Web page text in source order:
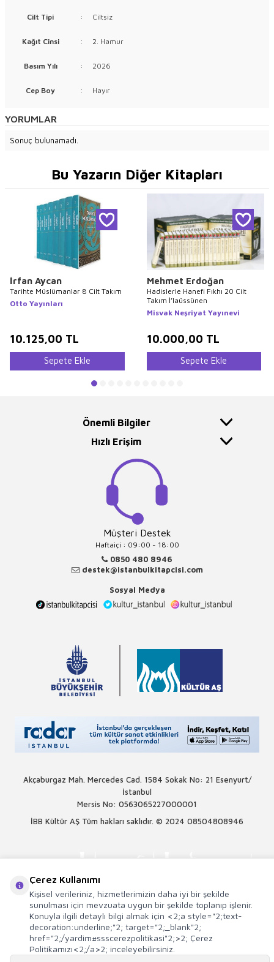
Cilt Tipi : Ciltsiz
Kağıt Cinsi : 2. Hamur
Basım Yılı : 2026
Cep Boy : Hayır
YORUMLAR
Sonuç bulunamadı.
Bu Yazarın Diğer Kitapları
İrfan Aycan
Tarihte Müslümanlar 8 Cilt Takım
Otto Yayınları
10.125,00 TL
Sepete Ekle
Mehmet Erdoğan
Hadislerle Hanefi Fıkhı 20 Cilt
Takım İ’laüssünen
Misvak Neşriyat Yayınevi
10.000,00 TL
Sepete Ekle
Önemli Bilgiler
Hızlı Erişim
Müşteri Destek
Haftaiçi : 09:00 - 18:00
0850 480 8946
destek@istanbulkitapcisi.com
Sosyal Medya
Akçaburgaz Mah. Mercedes Cad. 1584 Sokak No: 21 Esenyurt/
İstanbul
Mersis No: 0563065227000001
İBB Kültür AŞ Tüm hakları saklıdır. © 2024 08504808946
Çerez Kullanımı
Kişisel verileriniz, hizmetlerimizin daha iyi bir şekilde
sunulması için mevzuata uygun bir şekilde toplanıp işlenir.
Konuyla ilgili detaylı bilgi almak için <2;a style="2;text-
decoration:underline;"2; target="2;_blank"2;
href="2;/yardim#ssscerezpolitikasi"2;>2; Çerez
Politikamızı<2;/a>2; inceleyebilirsiniz.